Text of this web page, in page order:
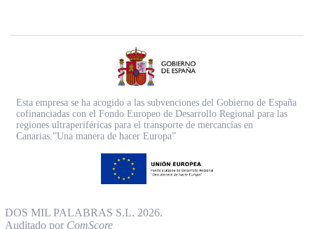
Esta empresa se ha acogido a las subvenciones del Gobierno de España
cofinanciadas con el Fondo Europeo de Desarrollo Regional para las
regiones ultraperiféricas para el transporte de mercancías en
Canarias.”Una manera de hacer Europa”
DOS MIL PALABRAS S.L. 2026.
Auditado por ComScore